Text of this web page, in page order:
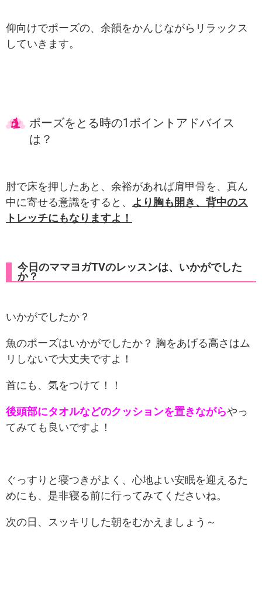
仰向けでポーズの、余韻をかんじながらリラックス
していきます。
ポーズをとる時の1ポイントアドバイス
は？
肘で床を押したあと、余裕があれば肩甲骨を、真ん
中に寄せる意識をすると、 より胸も開き、背中のス
トレッチにもなりますよ！
今日のママヨガTVのレッスンは、いかがでした
か？
いかがでしたか？
魚のポーズはいかがでしたか？ 胸をあげる高さはム
リしないで大丈夫ですよ！
首にも、気をつけて！！
後頭部にタオルなどのクッションを置きながらやっ
てみても良いですよ！
ぐっすりと寝つきがよく、心地よい安眠を迎えるた
めにも、是非寝る前に行ってみてくださいね。
次の日、スッキリした朝をむかえましょう～